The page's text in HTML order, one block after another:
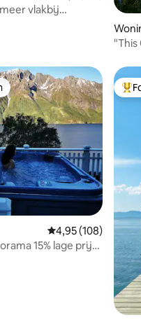
vlakbij
Gemiddelde
4,95 (108)
15% lage prijs